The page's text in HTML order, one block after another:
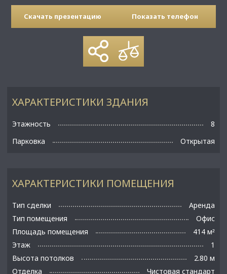
Скачать презентацию Показать телефон
ХАРАКТЕРИСТИКИ ПОМЕЩЕНИЯ
Тип сделки
Аренда
Тип помещения
Офис
Площадь помещения
414 м²
Этаж
1
Высота потолков
2.80 м
Отделка
Чистовая стандарт
ХАРАКТЕРИСТИКИ ЗДАНИЯ
Этажность
8
Парковка
Открытая